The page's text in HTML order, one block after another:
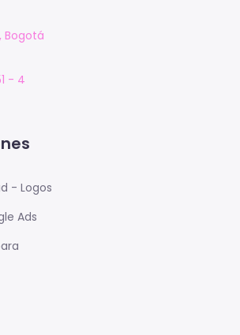
Bogotá
- 4
- Logos
Ads